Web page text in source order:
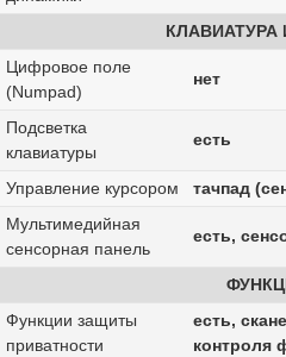
КЛАВИАТУРА
Цифровое поле
(Numpad)
нет
Подсветка
клавиатуры
есть
Управление курсором
тачпад
Мультимедийная
сенсорная панель
есть,
Функции защиты
приватности
есть,
контроля